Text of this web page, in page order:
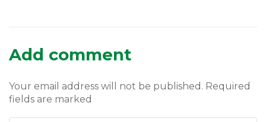
Add comment
Your email address will not be published. Required
fields are marked